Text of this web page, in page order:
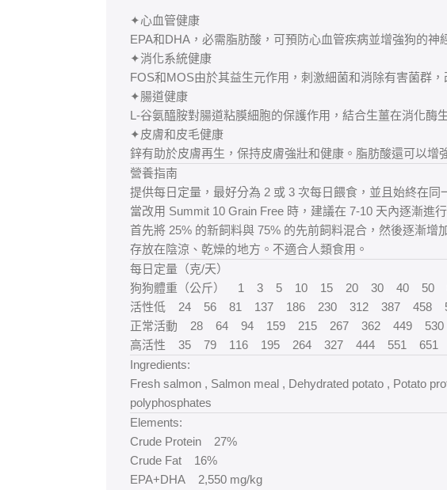
✦心血管健康
EPA和DHA，必需脂肪酸，可預防心血管疾病並增強狗的神
✦消化系統健康
FOS和MOS由於其益生元作用，刺激細菌和消除有害菌群，
✦腸道健康
L-谷氨醯胺對腸道粘膜細胞的保護作用，結合生薑在消化酶
✦皮膚和皮毛健康
鋅有助於皮膚再生，保持皮膚強壯和健康。脂肪酸還可以增
營養指南
提供每日定量，最好分為 2 或 3 次每日餵食，並且始終在
當改用 Summit 10 Grain Free 時，建議在 7-10 天內逐漸進行
首先將 25% 的新飼料與 75% 的先前飼料混合，然後逐漸
存放在陰涼、乾燥的地方。不適合人類食用。
每日定量（克/天）
狗狗體重（公斤） 1 3 5 10 15 20 30 40 50
活性低 24 56 81 137 186 230 312 387 458
正常活動 28 64 94 159 215 267 362 449
高活性 35 79 116 195 264 327 444 551 651
Ingredients:
Fresh salmon , Salmon meal , Dehydrated potato , Potato
polyphosphates
Elements:
Crude Protein 27%
Crude Fat 16%
EPA+DHA 2,550 mg/kg